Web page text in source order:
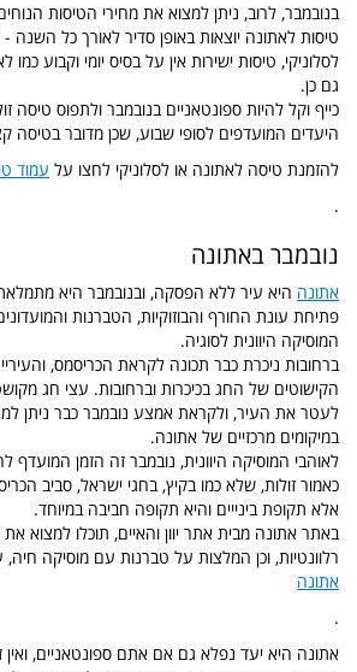
בנובמבר, לרוב, ניתן למצוא את מחירי הטיסות
טיסות לאתונה יוצאות באופן סדיר לאורך כל השנה
לסלוניקי, טיסות ישירות אין על בסיס יומי וקבוע כמו
גם כן.
כייף וקל להיות ספונטאניים בנובמבר ולתפוס
היעדים המועדפים לסופי שבוע, שכן מדובר בטיסה
להזמנת טיסה לאתונה או לסלוניקי לחצו על עמוד
.
נובמבר באתונה
אתונה היא עיר ללא הפסקה, ובנובמבר היא
פתיחת עונת החורף והבוזוקיות, הטברנות
המוסיקה היוונית לסוגיה.
ברחובות ניכרת כבר תכונה לקראת הכריסמס,
הקישוטים של החג בכיכרות וברחובות. עצי חג
לעטר את העיר, ולקראת אמצע נובמבר כבר ניתן
במיקומים מרכזיים של אתונה.
לאוהבי המוסיקה היוונית, נובמבר זה הזמן המועדף
כאמור זולות, שלא כמו בקיץ, בחגי ישראל, סביב
אלא תקופת בינייים והיא תקופה חביבה במיוחד.
באתר אתונה מבית אתר יוון והאיים, תוכלו למצוא
רלוונטיות, וכן המלצות על טברנות עם מוסיקה חיה,
אתונה
.
אתונה היא יעד נפלא גם אם אתם ספונטאניים, ואין